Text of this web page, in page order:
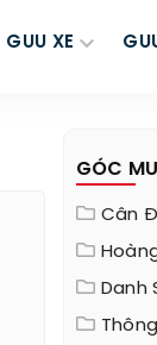
GUU XE
GÓC
Cân
Danh